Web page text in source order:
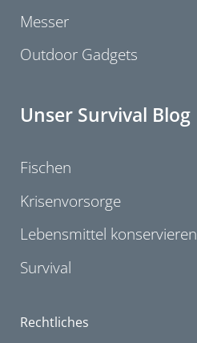
Messer
Outdoor Gadgets
Unser Survival Blog
Fischen
Krisenvorsorge
Lebensmittel konservieren
Survival
Rechtliches